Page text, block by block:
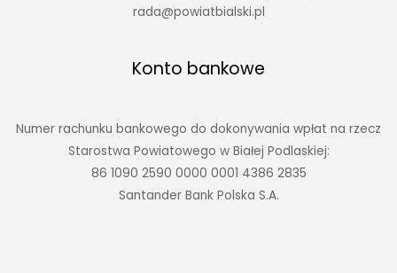
rada@powiatbialski.pl
Konto bankowe
Numer rachunku bankowego do dokonywania wpłat na rzecz
Starostwa Powiatowego w Białej Podlaskiej:
86 1090 2590 0000 0001 4386 2835
Santander Bank Polska S.A.